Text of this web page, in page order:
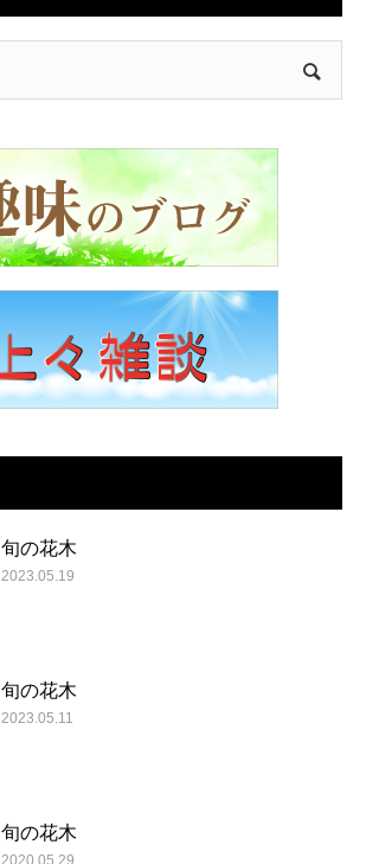
旬の花木
2023.05.19
旬の花木
2023.05.11
旬の花木
2020.05.29